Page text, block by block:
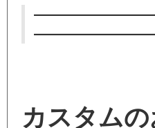
カスタム